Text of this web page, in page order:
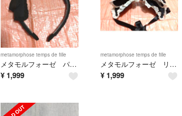
metamorphose temps de fille
メタモルフォーゼ パールリボンカチューシャ
¥ 1,999
metamorphose temps de fille
メタモルフォーゼ リボンヘッドドレス
¥ 1,999